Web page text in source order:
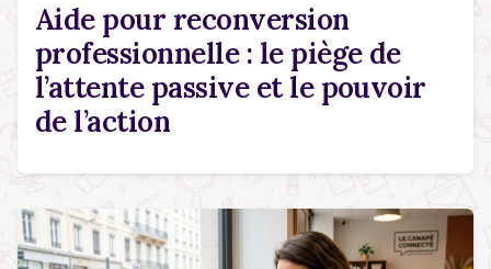
Aide pour reconversion
professionnelle : le piège de
l’attente passive et le pouvoir
de l’action